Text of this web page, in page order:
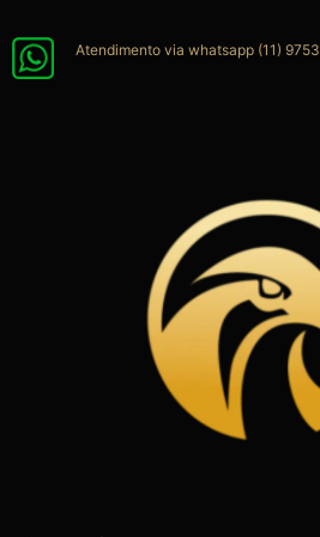
para
Atendimento via whatsapp (11)